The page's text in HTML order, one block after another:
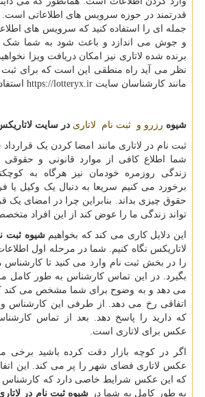
قدرتمند در حوزه سرویس های اطلاعاتی است.
جمله ای را استفاده کنید که سرویس های
و جوش می اندازد و باعث شود به شما شک
برنده شده لاتاری نیز امکان دریافت ویزا
نظر می آید راه منطقی این است که برای ثبت
مانند کارشناسان سایت https://lotteryx.ir
شیوه رزرو و ثبت نام لاتاری در سایت
ثبت نام در لاتاری مانند امضا کردن یک
شما اطلاع کافی از موارد قانونی و حقوقی
زندگی روزمره خودمان نیز هرگاه به
برخورد می کنیم سریعا به دنبال یک وکیل یا
حقوق چیزی بداند. بنابراین چرا در امضای یک
تواند زندگی ما را عوض کند از این افراد
این دلایل کاری می کند که بخواهیمشیوه ثبت
لاتاریکس نگاه کنیم. شما در مرحله اول
را در بخش ثبت نام وارد می کنید تا
بگیرد. در این تماس کارشناس به طور کامل
می دهد و به وضوح برای شما مشخص می کند
اتفاقی رخ می دهد. از طرفی این کارشناس
که دارید را پاسخ دهد. بعد از تماس
عکس برای لاتاری است.
اگر در کوچه بازار دقت کرده باشید برخی
عکس لاتاری فضای شهر را پر می کند. این
که این عکس شرایط خاصی دارد که کارشناس
به طور کامل به شما در شیوه ثبت نام در